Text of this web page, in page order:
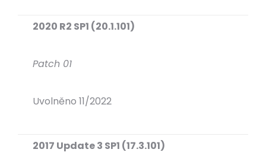
2020 R2 SP1 (20.1.101)
Patch 01
Uvolněno 11/2022
2017 Update 3 SP1 (17.3.101)